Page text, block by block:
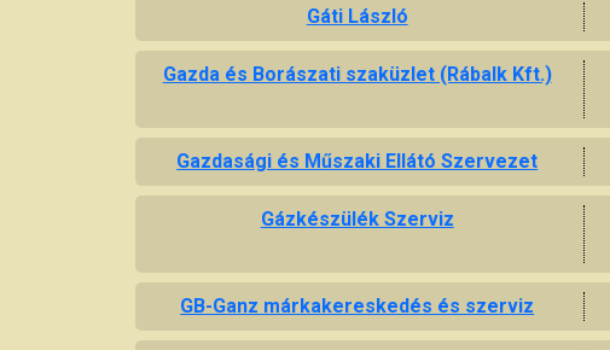
Gáti László
Gazda és Borászati szaküzlet (Rábalk Kft.)
Gazdasági és Műszaki Ellátó Szervezet
Gázkészülék Szerviz
GB-Ganz márkakereskedés és szerviz